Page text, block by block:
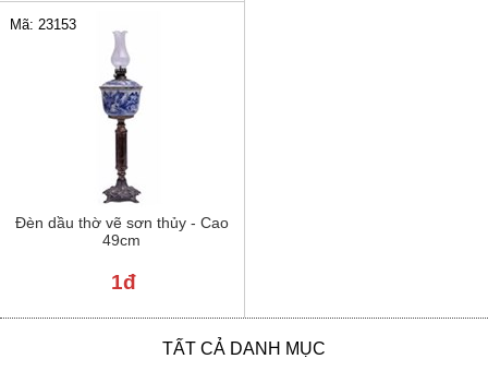
Đèn dầu thờ vẽ sơn thủy - Cao
49cm
Mã: 23153
1đ
TẤT CẢ DANH MỤC